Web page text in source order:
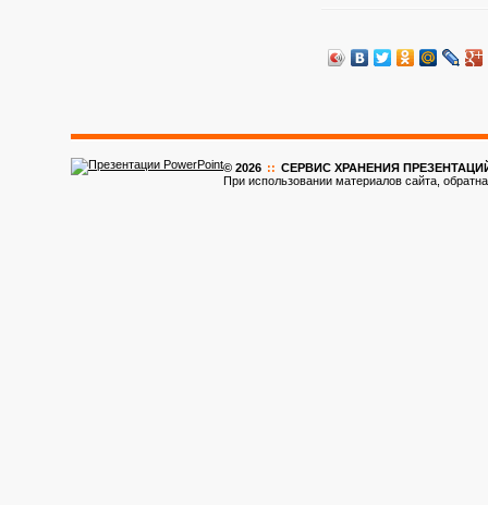
© 2026 :: CЕРВИС ХРАНЕНИЯ ПРЕЗЕНТАЦИЙ
При использовании материалов сайта,